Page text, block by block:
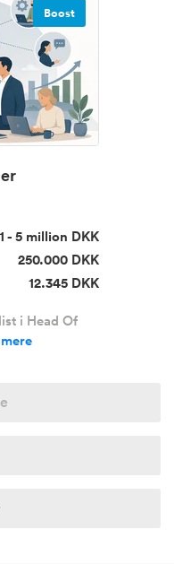
Boost
1 - 5 million DKK
250.000 DKK
12.345 DKK
i Head Of